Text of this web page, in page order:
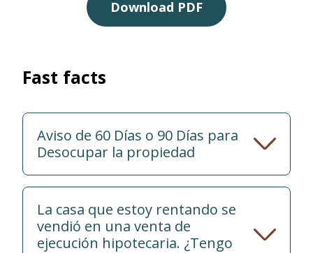
Download PDF
Fast facts
Aviso de 60 Días o 90 Días para
Desocupar la propiedad
La casa que estoy rentando se
vendió en una venta de
ejecución hipotecaria. ¿Tengo